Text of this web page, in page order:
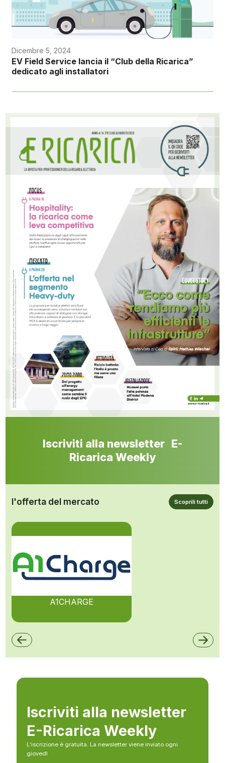
Dicembre 5, 2024
EV Field Service lancia il “Club della Ricarica”
dedicato agli installatori
Iscriviti alla newsletter E-
Ricarica Weekly
l'offerta del mercato Scoprili tutti
A1CHARGE
Iscriviti alla newsletter
E-Ricarica Weekly
L’iscrizione è gratuita. La newsletter viene inviato ogni
giovedì